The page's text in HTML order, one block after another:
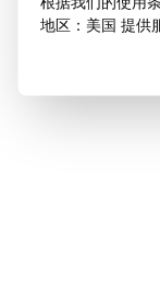
地区：美国 提供